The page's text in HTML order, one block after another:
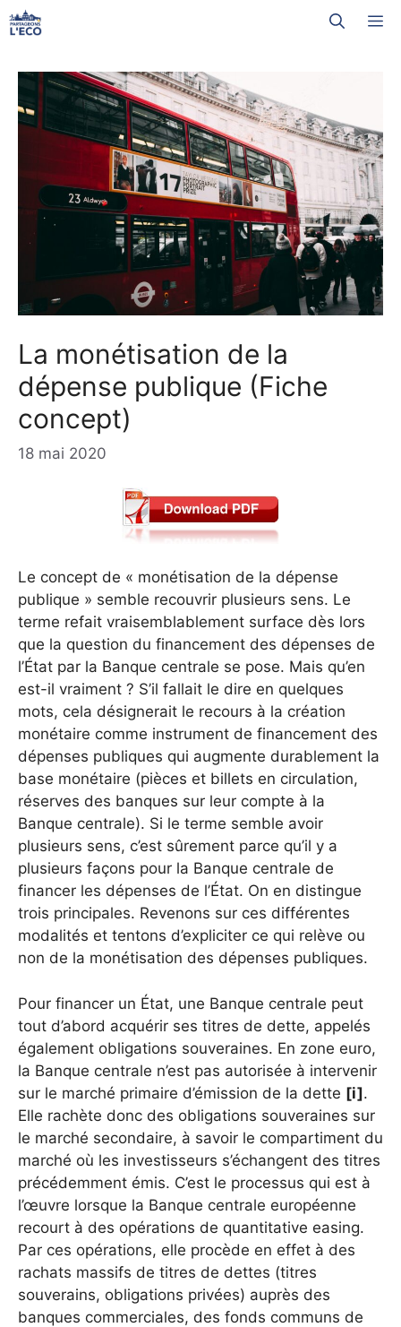
Aller
au
La monétisation de la
dépense publique (Fiche
concept)
18 mai 2020
Le concept de « monétisation de la dépense
publique » semble recouvrir plusieurs sens. Le
terme refait vraisemblablement surface dès lors
que la question du financement des dépenses de
l’État par la Banque centrale se pose. Mais qu’en
est-il vraiment ? S’il fallait le dire en quelques
mots, cela désignerait le recours à la création
monétaire comme instrument de financement des
dépenses publiques qui augmente durablement la
base monétaire (pièces et billets en circulation,
réserves des banques sur leur compte à la
Banque centrale). Si le terme semble avoir
plusieurs sens, c’est sûrement parce qu’il y a
plusieurs façons pour la Banque centrale de
financer les dépenses de l’État. On en distingue
trois principales. Revenons sur ces différentes
modalités et tentons d’expliciter ce qui relève ou
non de la monétisation des dépenses publiques.
Pour financer un État, une Banque centrale peut
tout d’abord acquérir ses titres de dette, appelés
également obligations souveraines. En zone euro,
la Banque centrale n’est pas autorisée à intervenir
sur le marché primaire d’émission de la dette [i].
Elle rachète donc des obligations souveraines sur
le marché secondaire, à savoir le compartiment du
marché où les investisseurs s’échangent des titres
précédemment émis. C’est le processus qui est à
l’œuvre lorsque la Banque centrale européenne
recourt à des opérations de quantitative easing.
Par ces opérations, elle procède en effet à des
rachats massifs de titres de dettes (titres
souverains, obligations privées) auprès des
banques commerciales, des fonds communs de